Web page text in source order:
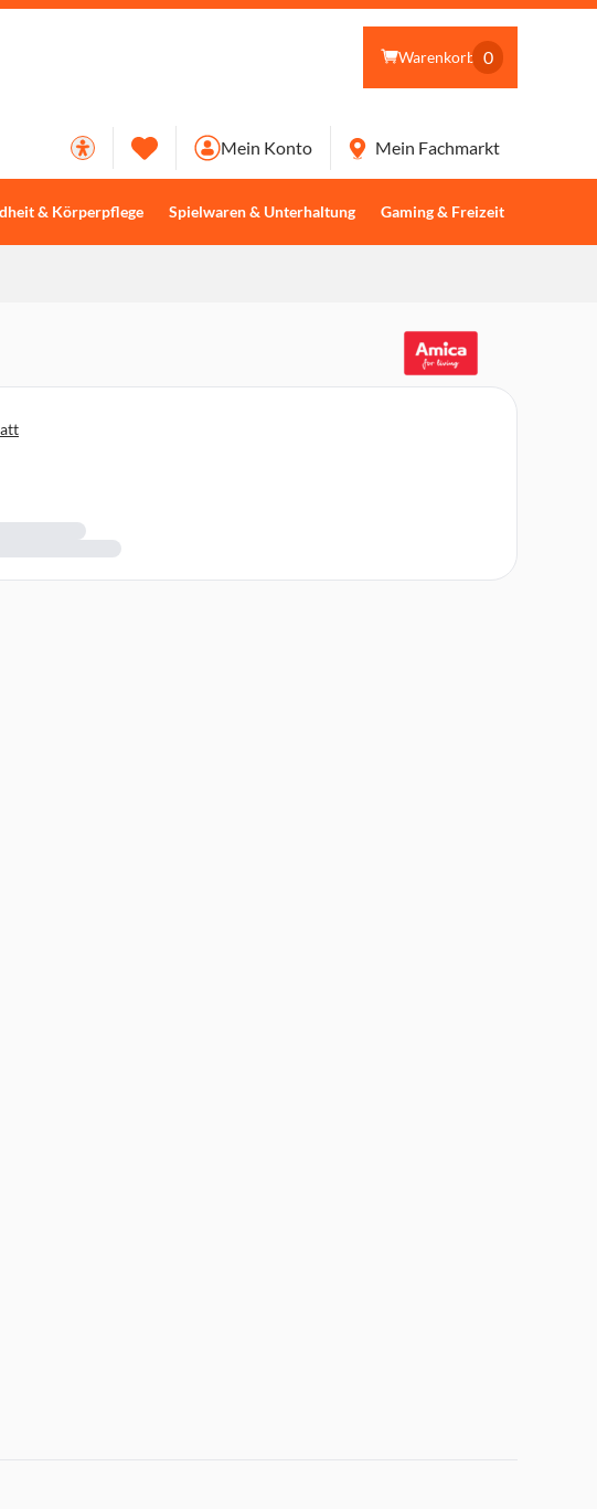
Warenkorb 0
& Körperpflege Spielwaren & Unterhaltung Gaming & Freizeit
Mein Konto Mein Fachmarkt